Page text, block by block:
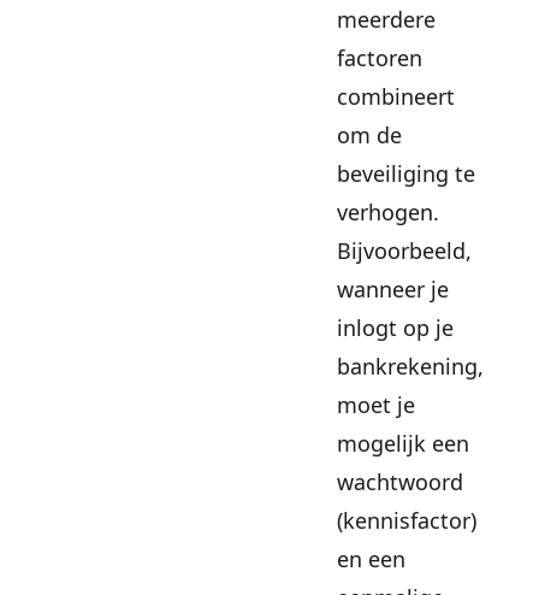
meerdere
factoren
combineert
om de
beveiliging te
verhogen.
Bijvoorbeeld,
wanneer je
inlogt op je
bankrekening,
moet je
mogelijk een
wachtwoord
(kennisfactor)
en een